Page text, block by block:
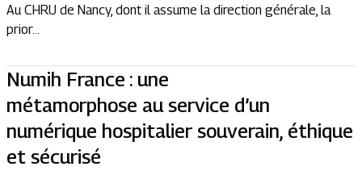
Au CHRU de Nancy, dont il assume la direction générale, la
prior...
Numih France : une
métamorphose au service d’un
numérique hospitalier souverain, éthique
et sécurisé